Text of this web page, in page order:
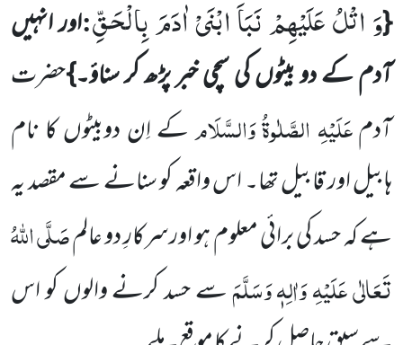
{وَ اتْلُ عَلَیْهِمْ نَبَاَ ابْنَیْ اٰدَمَ بِالْحَقِّ:اور انہیں
آدم کے دو بیٹوں کی سچی خبر پڑھ کر سناؤ۔}حضرت
آدمعَلَیْہِ الصَّلٰوۃُ وَالسَّلَامکے اِن دوبیٹوں کا نام
ہابیل اور قابیل تھا۔ اس واقعہ کو سنانے سے مقصد یہ
ہے کہ حسد کی برائی معلوم ہو اورسرکارِ دو عالمصَلَّی اللہُ
تَعَالٰی عَلَیْہِ وَاٰلِہٖ وَسَلَّمَسے حسد کرنے والوں کو اس